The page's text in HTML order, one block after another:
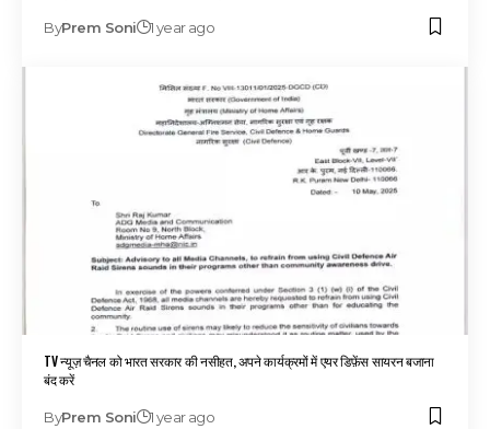
ByPrem Soni 1 year ago
TV न्यूज़ चैनल को भारत सरकार की नसीहत, अपने कार्यक्रमों में एयर डिफ़ेंस सायरन बजाना
बंद करें
ByPrem Soni 1 year ago